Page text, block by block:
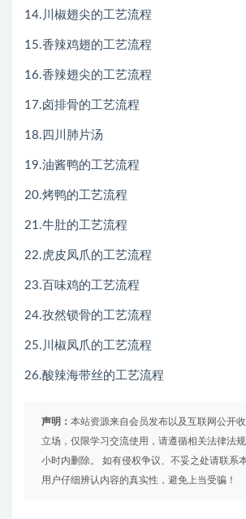
14.川椒翅尖的工艺流程
15.香辣鸡翅的工艺流程
16.香辣翅尖的工艺流程
17.卤排骨的工艺流程
18.四川肺片汤
19.油酱鸭的工艺流程
20.烤鸭的工艺流程
21.牛肚的工艺流程
22.虎皮凤爪的工艺流程
23.百味鸡的工艺流程
24.孜然锁骨的工艺流程
25.川椒凤爪的工艺流程
26.酸辣海带丝的工艺流程
声明： 本站资源来自会员发布以及互联网公开
立场，仅限学习交流使用，请遵循相关法律法
小时内删除。 如有侵权争议、不妥之处请联系
用户仔细辨认内容的真实性，避免上当受骗！